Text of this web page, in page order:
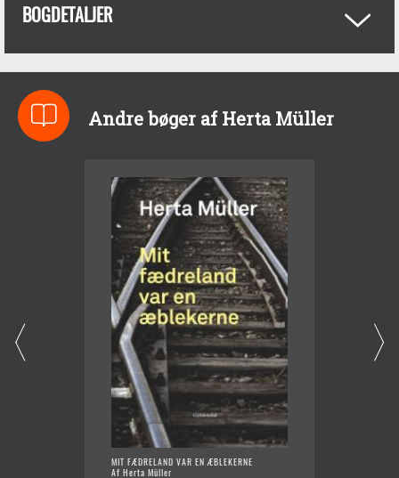
BOGDETALJER
Andre bøger af Herta Müller
MIT FÆDRELAND VAR EN ÆBLEKERNE
Af Herta Müller